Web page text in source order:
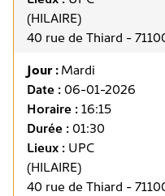
(HILAIRE)
40 rue de Thiard -
Jour :Mardi
Date :06-01-2026
Horaire :16:15
Durée :01:30
Lieux : UPC
(HILAIRE)
40 rue de Thiard -